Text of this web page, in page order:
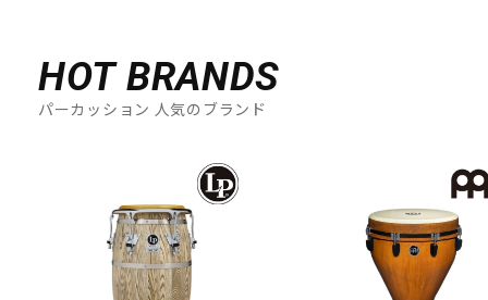
HOT BRANDS
パーカッション 人気のブランド